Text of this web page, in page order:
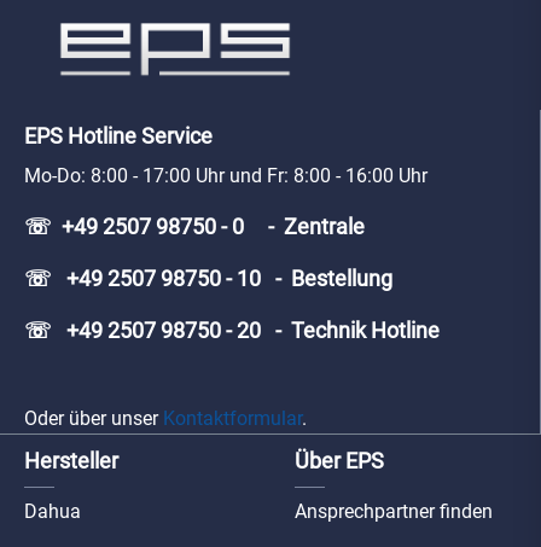
EPS Hotline Service
Mo-Do: 8:00 - 17:00 Uhr und Fr: 8:00 - 16:00 Uhr
☏ +49 2507 98750 - 0 - Zentrale
☏ +49 2507 98750 - 10 - Bestellung
☏ +49 2507 98750 - 20 - Technik Hotline
Oder über unser Kontaktformular.
Hersteller
Dahua
Über EPS
Ansprechpartner finden